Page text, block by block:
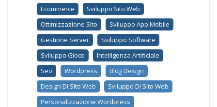
Ecommerce
Sviluppo Sito Web
Ottimizzazione Sito
Sviluppo App Mobile
Gestione Server
Sviluppo Software
Sviluppo Gioco
Intelligenza Artificiale
Seo
Wordpress
Blog Design
Design Di Sito Web
Sviluppo Di Sito Web
Personalizzazione Wordpress